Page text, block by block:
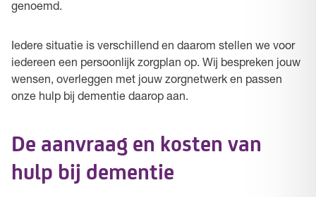
genoemd.
Iedere situatie is verschillend en daarom stellen we voor
iedereen een persoonlijk zorgplan op. Wij bespreken jouw
wensen, overleggen met jouw zorgnetwerk en passen
onze hulp bij dementie daarop aan.
De aanvraag en kosten van
hulp bij dementie